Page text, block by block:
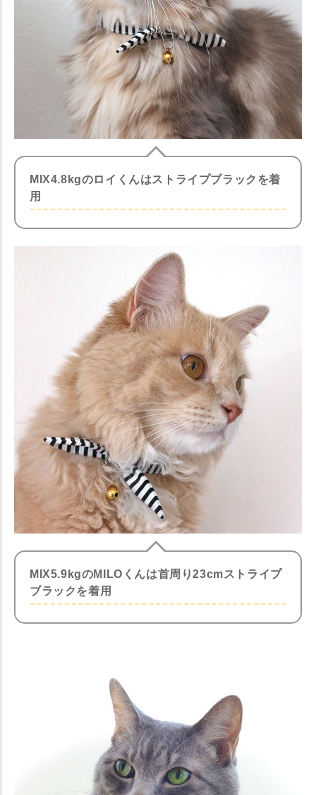
MIX4.8kgのロイくんはストライプブラックを着
用
MIX5.9kgのMILOくんは首周り23cmストライプ
ブラックを着用